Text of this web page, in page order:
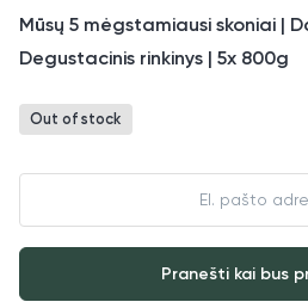
Mūsų 5 mėgstamiausi skoniai |
Degustacinis rinkinys | 5x 800g
Out of stock
to
Pranešti kai bus